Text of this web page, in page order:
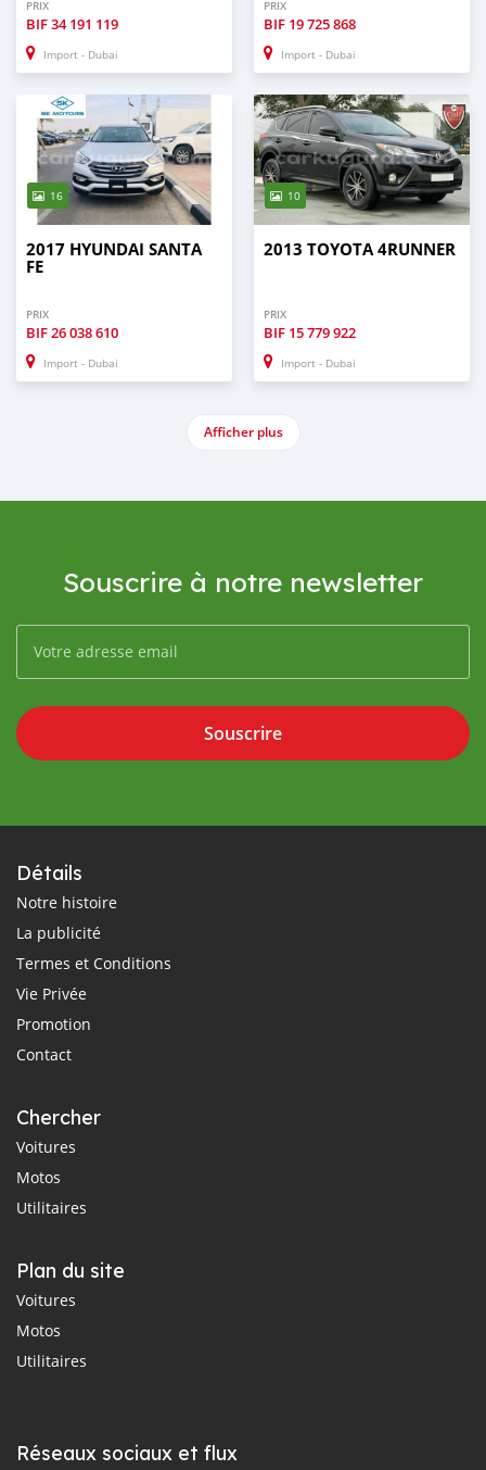
PRIX
BIF34 191 119
Import - Dubai
PRIX
BIF 19 725 868
Import - Dubai
16
2017 HYUNDAI SANTA
FE
PRIX
BIF26 038 610
Import - Dubai
10
2013 TOYOTA 4RUNNER
PRIX
BIF 15 779 922
Import - Dubai
Afficher plus
Souscrire à notre newsletter
Souscrire
Détails
Notre histoire
La publicité
Termes et Conditions
Vie Privée
Promotion
Contact
Chercher
Voitures
Motos
Utilitaires
Plan du site
Voitures
Motos
Utilitaires
Réseaux sociaux et flux